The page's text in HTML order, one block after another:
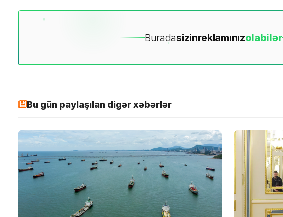
Buradasizinreklamınızolabilər
Bu gün paylaşılan digər xəbərlər